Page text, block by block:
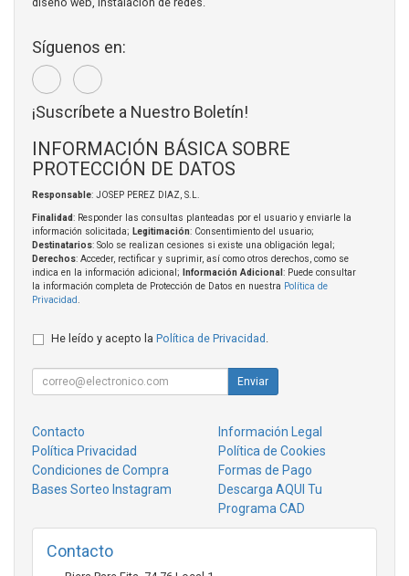
Síguenos en:
¡Suscríbete a Nuestro Boletín!
INFORMACIÓN BÁSICA SOBRE
PROTECCIÓN DE DATOS
Responsable: JOSEP PEREZ DIAZ, S.L.
Finalidad: Responder las consultas planteadas por el usuario y enviarle la
información solicitada; Legitimación: Consentimiento del usuario;
Destinatarios: Solo se realizan cesiones si existe una obligación legal;
Derechos: Acceder, rectificar y suprimir, así como otros derechos, como se
indica en la información adicional;
Información Adicional : Puede consultar
la información completa de Protección de Datos en nuestra Política de
Privacidad
He leído y acepto la Política de Privacidad .
Enviar
Contacto
Información Legal
Política Privacidad
Política de Cookies
Condiciones de Compra
Formas de Pago
Bases Sorteo Instagram
Descarga AQUI Tu
Programa CAD
Contacto